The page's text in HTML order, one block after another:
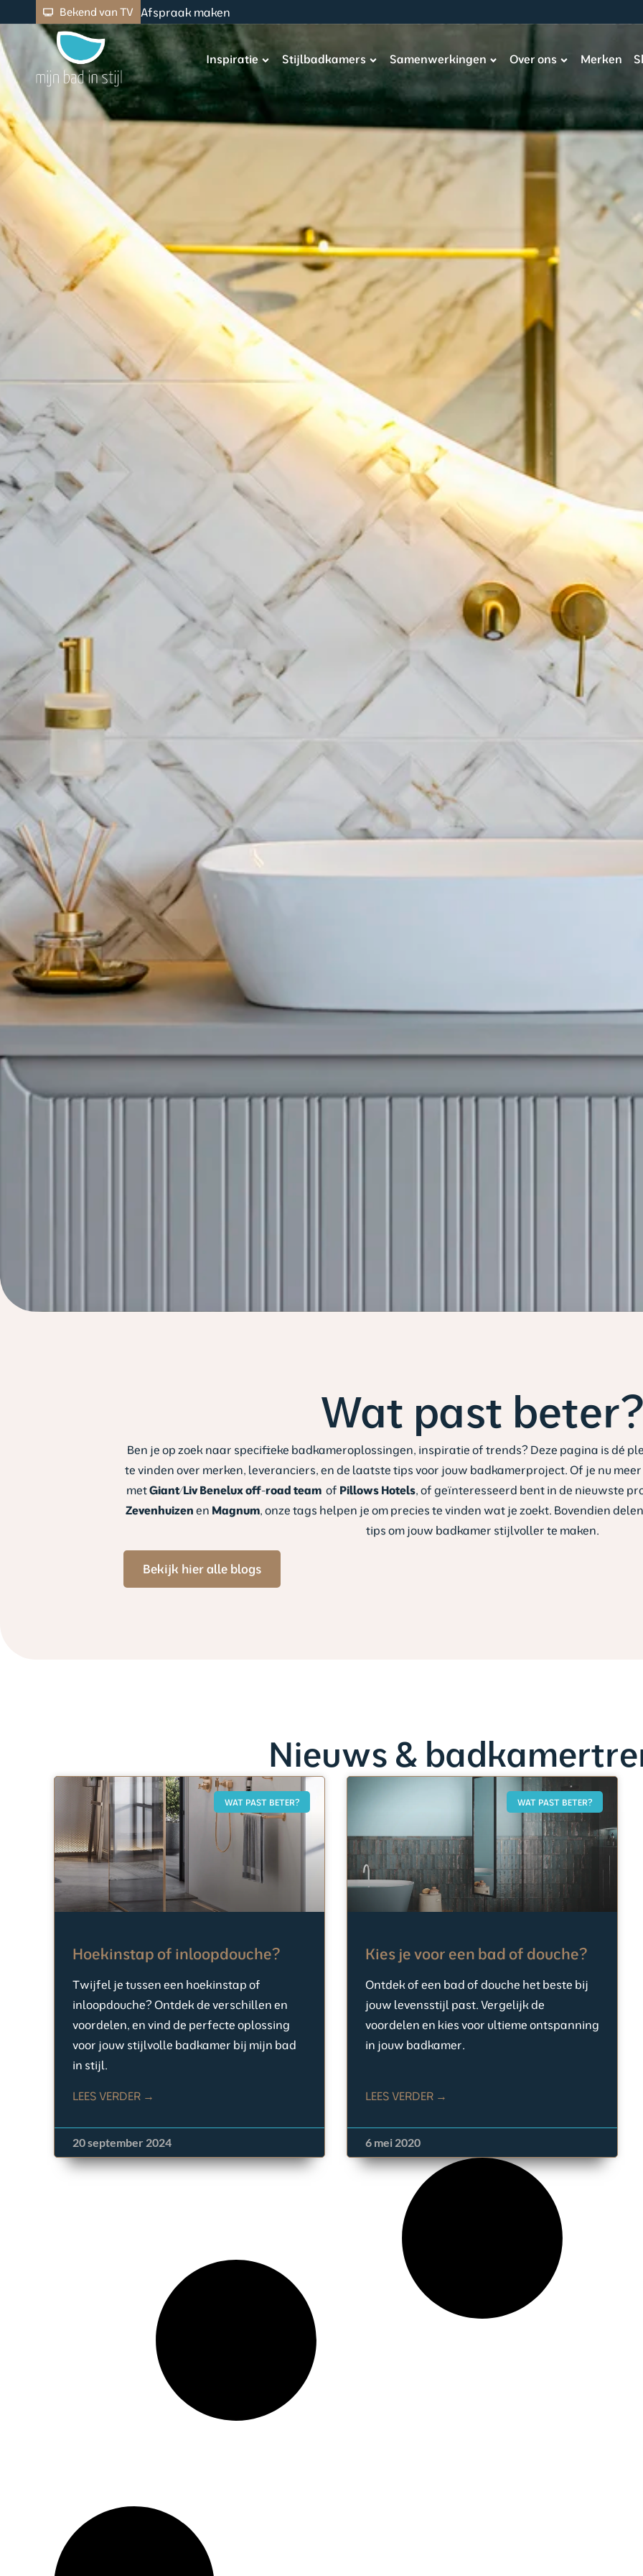
Bekend van TV Afspraak maken
Inspiratie Stijlbadkamers Samenwerkingen Over ons Merken
Wat past
Ben je op zoek naar specifieke badkameroplossingen, inspiratie of trends? Deze pagina is dé
te vinden over merken, leveranciers, en de laatste tips voor jouw badkamerproject. Of je nu
metGiant/Liv Benelux off-road team of Pillows Hotels, of geïnteresseerd bent in de nieuwste
Zevenhuizen en Magnum, onze tags helpen je om precies te vinden wat je zoekt. Bovendien
tips om jouw badkamer stijlvoller te maken.
Bekijk hier alle blogs
Nieuws &
WAT PAST BETER?
Hoekinstap of inloopdouche?
Twijfel je tussen een hoekinstap of
inloopdouche? Ontdek de verschillen en
voordelen, en vind de perfecte oplossing
voor jouw stijlvolle badkamer bij mijn bad
in stijl.
LEES VERDER →
20 september 2024
WAT PAST BETER?
Kies je voor een bad of douche?
Ontdek of een bad of douche het beste bij
jouw levensstijl past. Vergelijk de
voordelen en kies voor ultieme ontspanning
in jouw badkamer.
LEES VERDER →
6 mei 2020